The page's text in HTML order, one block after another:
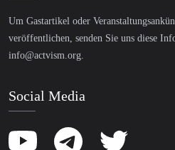
Um Gastartikel oder
veröffentlichen, senden Sie uns diese
info@actvism.org.
Social Media